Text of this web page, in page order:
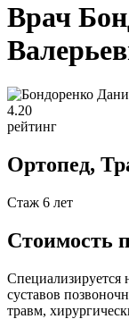
Врач
4.20
рейтинг
Ортопед,
Стаж 6 лет
Стоимость
Специализируется
суставов
травм,